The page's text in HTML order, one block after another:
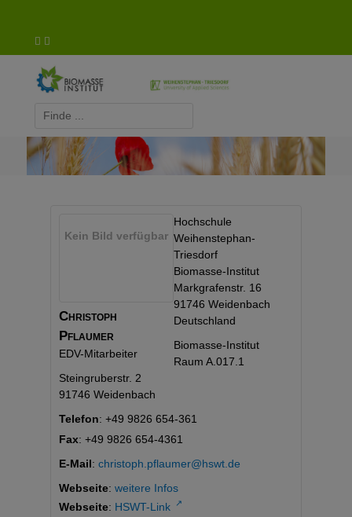
Biomasse-Institut Triesdorf
Kein Bild verfügbar
Christoph
Pflaumer
EDV-Mitarbeiter
Hochschule
Weihenstephan-
Triesdorf
Biomasse-Institut
Markgrafenstr. 16
91746 Weidenbach
Deutschland
Biomasse-Institut
Raum A.017.1
Steingruberstr. 2
91746 Weidenbach
Telefon: +49 9826 654-361
Fax: +49 9826 654-4361
E-Mail: christoph.pflaumer@hswt.de
Webseite: weitere Infos
Webseite: HSWT-Link ↗